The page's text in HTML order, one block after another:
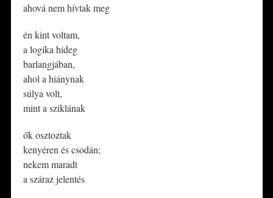
ahová nem hívtak meg
én kint voltam,
a logika hideg
barlangjában,
ahol a hiánynak
súlya volt,
mint a sziklának
ők osztoztak
kenyéren és csodán;
nekem maradt
a száraz jelentés